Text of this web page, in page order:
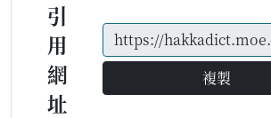
引
用
網
址
複製